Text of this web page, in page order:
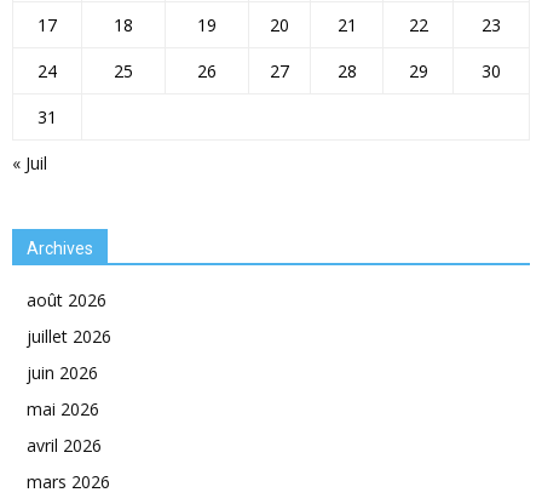
« Juil
17
18 19 20 21 22
23
24
25 26 27 28 29
30
31
Archives
août 2026
juillet 2026
juin 2026
mai 2026
avril 2026
mars 2026